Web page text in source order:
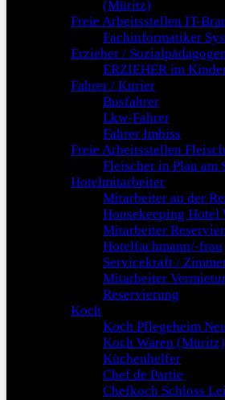
(Müritz)
Freie Arbeitsstellen IT-
Fachinformatiker
Erzieher /
ERZIEHER im
Fahrer / Kurier
Busfahrer
Lkw-Fahrer
Fahrer Imbiss
Freie Arbeitsstellen
Fleischer in Plau am
Hotelmitarbeiter
Mitarbeiter an der
Housekeeping Hotel
Mitarbeiter
Hotelfachmann/-frau
Servicekraft /
Mitarbeiter
Reservierung
Koch
Koch Pflegeheim
Koch Waren (Müritz)
Küchenhelfer
Chef de Partie
Chefkoch Schloss